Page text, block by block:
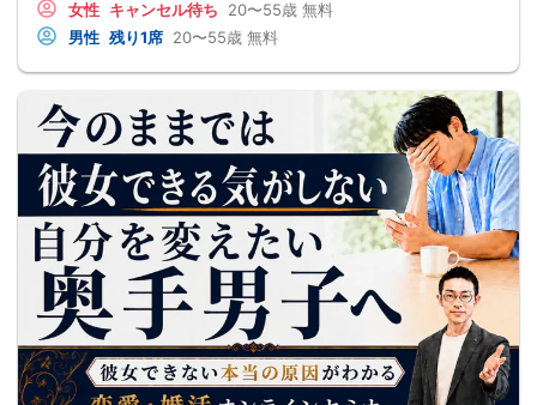
女性 キャンセル待ち 20〜55歳 無料
男性 残り1席 20〜55歳 無料